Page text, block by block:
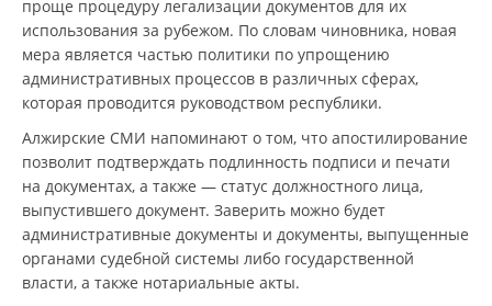
проще процедуру легализации документов для их
использования за рубежом. По словам чиновника, новая
мера является частью политики по упрощению
административных процессов в различных сферах,
которая проводится руководством республики.
Алжирские СМИ напоминают о том, что апостилирование
позволит подтверждать подлинность подписи и печати
на документах, а также — статус должностного лица,
выпустившего документ. Заверить можно будет
административные документы и документы, выпущенные
органами судебной системы либо государственной
власти, а также нотариальные акты.